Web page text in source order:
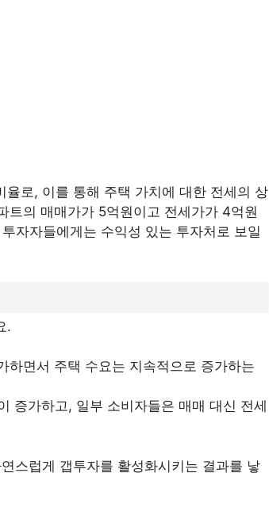
로, 이를 통해 주택 가치에 대한 전세의 상
트의 매매가가 5억원이고 전세가가 4억원
자자들에게는 수익성 있는 투자처로 보일
.
하면서 주택 수요는 지속적으로 증가하는
증가하고, 일부 소비자들은 매매 대신 전세
스럽게 갭투자를 활성화시키는 결과를 낳